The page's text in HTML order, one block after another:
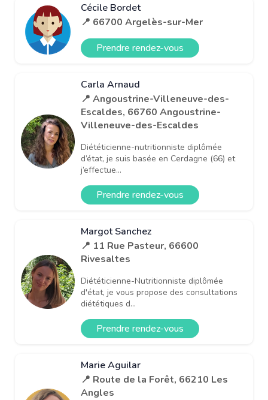
Cécile Bordet
📍 66700 Argelès-sur-Mer
Prendre rendez-vous
Carla Arnaud
📍 Angoustrine-Villeneuve-des-
Escaldes, 66760 Angoustrine-
Villeneuve-des-Escaldes
Diététicienne-nutritionniste diplômée
d’état, je suis basée en Cerdagne (66) et
j’effectue...
Prendre rendez-vous
Margot Sanchez
📍 11 Rue Pasteur, 66600
Rivesaltes
Diététicienne-Nutritionniste diplômée
d'état, je vous propose des consultations
diététiques d...
Prendre rendez-vous
Marie Aguilar
📍 Route de la Forêt, 66210 Les
Angles